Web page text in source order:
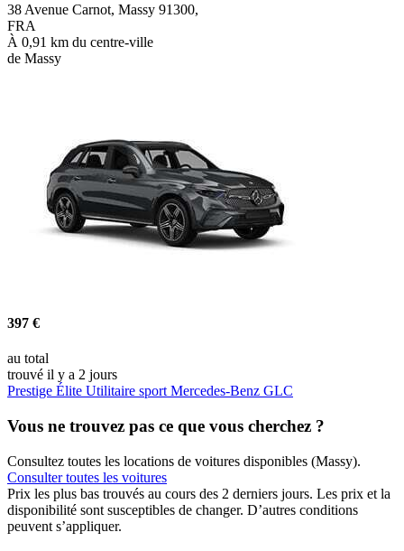
38 Avenue Carnot, Massy 91300,
FRA
À 0,91 km du centre-ville
de Massy
397 €
au total
trouvé il y a 2 jours
Prestige Élite Utilitaire sport Mercedes-Benz GLC
Vous ne trouvez pas ce que vous cherchez ?
Consultez toutes les locations de voitures disponibles (Massy).
Consulter toutes les voitures
Prix les plus bas trouvés au cours des 2 derniers jours. Les prix et la
disponibilité sont susceptibles de changer. D’autres conditions
peuvent s’appliquer.